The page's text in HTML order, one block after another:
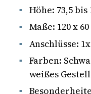
Höhe: 73,5
Maße: 120 x
Anschlüsse:
Farben:
weißes Gestell